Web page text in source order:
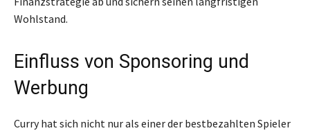
Wohlstand.
Einfluss von Sponsoring und
Werbung
Curry hat sich nicht nur als einer der bestbezahlten Spieler